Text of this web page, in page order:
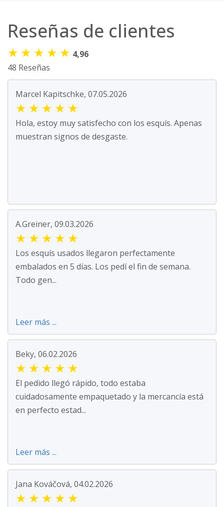
Reseñas de clientes
★ ★ ★ ★ ★ 4,96
48 Reseñas
Marcel Kapitschke, 07.05.2026
★ ★ ★ ★ ★
Hola, estoy muy satisfecho con los esquís. Apenas
muestran signos de desgaste.
A.Greiner, 09.03.2026
★ ★ ★ ★ ★
Los esquís usados llegaron perfectamente
embalados en 5 días. Los pedí el fin de semana.
Todo gen...
Leer más ...
Beky, 06.02.2026
★ ★ ★ ★ ★
El pedido llegó rápido, todo estaba
cuidadosamente empaquetado y la mercancía está
en perfecto estad...
Leer más ...
Jana Kováčová, 04.02.2026
★ ★ ★ ★ ★